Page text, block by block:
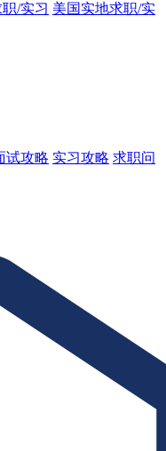
/实习 美国实地求职/实
试攻略 实习攻略 求职问